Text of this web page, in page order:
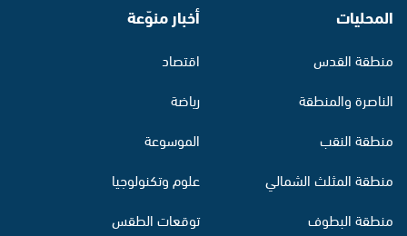
المحليات
منطقة القدس
الناصرة والمنطقة
منطقة النقب
منطقة المثلث الشمالي
منطقة البطوف
أخبار منوّعة
اقتصاد
رياضة
الموسوعة
علوم وتكنولوجيا
توقعات الطقس